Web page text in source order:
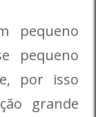
pequeno
pequeno
por isso
grande